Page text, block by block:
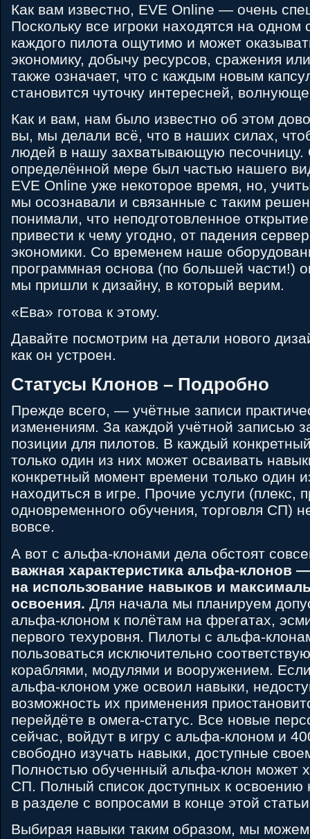
Как вам известно, EVE Online — очень
Поскольку все игроки находятся на одном
каждого пилота ощутимо и может
экономику, добычу ресурсов, сражения
также означает, что с каждым новым
становится чуточку интересней,
Как и вам, нам было известно об этом
вы, мы делали всё, что в наших силах,
людей в нашу захватывающую песочницу.
определённой мере был частью нашего
EVE Online уже некоторое время, но,
мы осознавали и связанные с таким
понимали, что неподготовленное
привести к чему угодно, от падения
экономики. Со временем наше
программная основа (по большей части!)
мы пришли к дизайну, в который верим.
«Ева» готова к этому.
Давайте посмотрим на детали нового
как он устроен.
Статусы Клонов – Подробно
Прежде всего, — учётные записи
изменениям. За каждой учётной записью
позиции для пилотов. В каждый
только один из них может осваивать
конкретный момент времени только один
находиться в игре. Прочие услуги (плекс,
одновременного обучения, торговля СП)
вовсе.
А вот с альфа-клонами дела обстоят
важная характеристика альфа-клонов
на использование навыков и
освоения. Для начала мы планируем
альфа-клоном к полётам на фрегатах,
первого техуровня. Пилоты с альфа-
пользоваться исключительно
кораблями, модулями и вооружением.
альфа-клоном уже освоил навыки,
возможность их применения
перейдёте в омега-статус. Все новые
сейчас, войдут в игру с альфа-клоном и
свободно изучать навыки, доступные
Полностью обученный альфа-клон может
СП. Полный список доступных к освоению
в разделе с вопросами в конце этой
Выбирая навыки таким образом, мы можем